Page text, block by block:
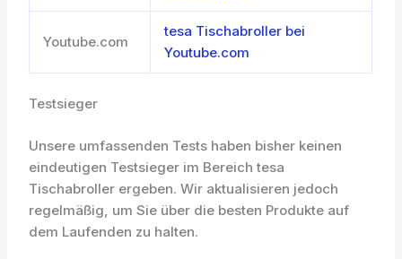
Youtube.com
tesa Tischabroller bei
Youtube.com
Testsieger
Unsere umfassenden Tests haben bisher keinen
eindeutigen Testsieger im Bereich tesa
Tischabroller ergeben. Wir aktualisieren jedoch
regelmäßig, um Sie über die besten Produkte auf
dem Laufenden zu halten.